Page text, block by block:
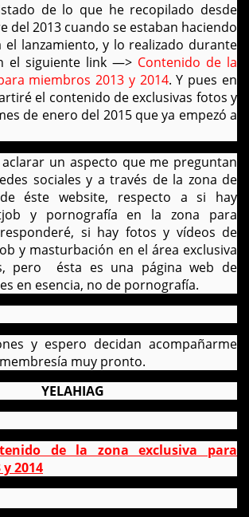
de lo que he recopilado desde
del 2013 cuando se estaban haciendo
el lanzamiento, y lo realizado durante
el siguiente link —> Contenido de la
miembros 2013 y 2014. Y pues en
el contenido de exclusivas fotos y
de enero del 2015 que ya empezó a
un aspecto que me preguntan
sociales y a través de la zona de
de éste website, respecto a si hay
y pornografía en la zona para
si hay fotos y vídeos de
y masturbación en el área exclusiva
pero ésta es una página web de
en esencia, no de pornografía.
y espero decidan acompañarme
muy pronto.
YELAHIAG
de la zona exclusiva para
2014